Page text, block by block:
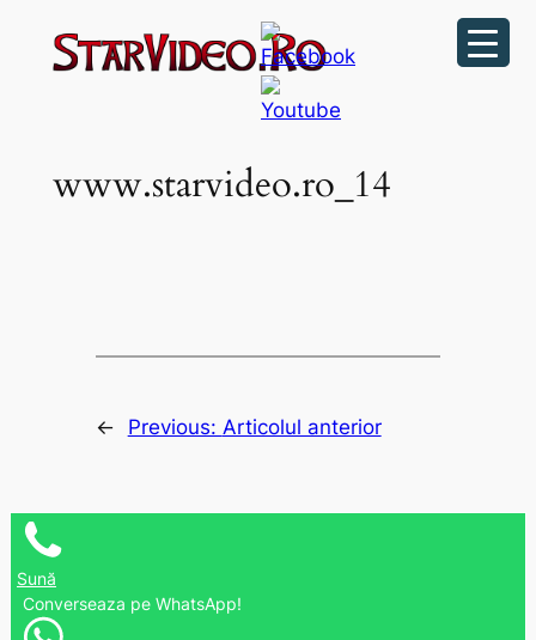
www.starvideo.ro_14
← Previous: Articolul anterior
Sună
Converseaza pe WhatsApp!